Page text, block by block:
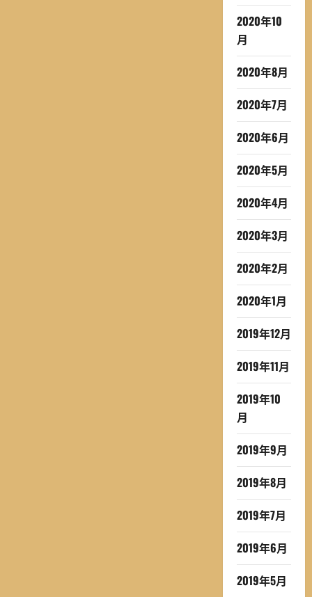
2020年10
月
2020年8月
2020年7月
2020年6月
2020年5月
2020年4月
2020年3月
2020年2月
2020年1月
2019年12月
2019年11月
2019年10
月
2019年9月
2019年8月
2019年7月
2019年6月
2019年5月